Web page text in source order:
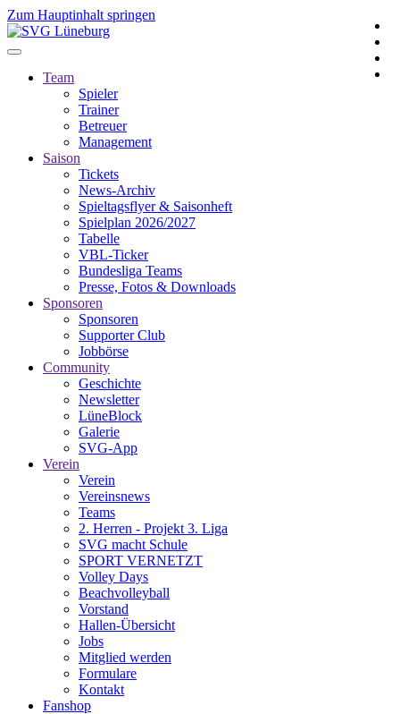
Zum Hauptinhalt springen
Team
Spieler
Trainer
Betreuer
Management
Saison
Tickets
News-Archiv
Spieltagsflyer & Saisonheft
Spielplan 2026/2027
Tabelle
VBL-Ticker
Bundesliga Teams
Presse, Fotos & Downloads
Sponsoren
Sponsoren
Supporter Club
Jobbörse
Community
Geschichte
Newsletter
LüneBlock
Galerie
SVG-App
Verein
Verein
Vereinsnews
Teams
2. Herren - Projekt 3. Liga
SVG macht Schule
SPORT VERNETZT
Volley Days
Beachvolleyball
Vorstand
Hallen-Übersicht
Jobs
Mitglied werden
Formulare
Kontakt
Fanshop